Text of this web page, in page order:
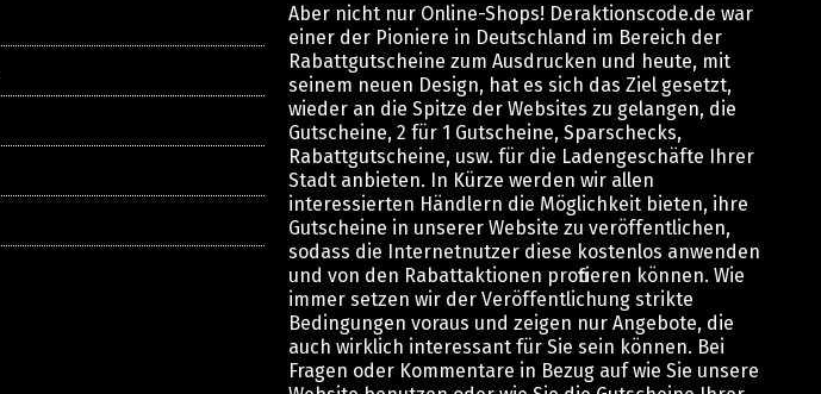
Aber nicht nur Online-Shops! Deraktionscode.de war
einer der Pioniere in Deutschland im Bereich der
Rabattgutscheine zum Ausdrucken und heute, mit
seinem neuen Design, hat es sich das Ziel gesetzt,
wieder an die Spitze der Websites zu gelangen, die
Gutscheine, 2 für 1 Gutscheine, Sparschecks,
Rabattgutscheine, usw. für die Ladengeschäfte Ihrer
Stadt anbieten. In Kürze werden wir allen
interessierten Händlern die Möglichkeit bieten, ihre
Gutscheine in unserer Website zu veröffentlichen,
sodass die Internetnutzer diese kostenlos anwenden
und von den Rabattaktionen profitieren können. Wie
immer setzen wir der Veröffentlichung strikte
Bedingungen voraus und zeigen nur Angebote, die
auch wirklich interessant für Sie sein können. Bei
Fragen oder Kommentare in Bezug auf wie Sie unsere